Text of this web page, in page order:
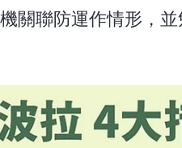
關聯防運作情形，